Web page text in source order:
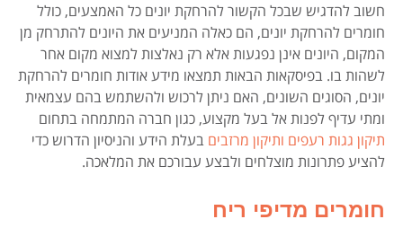
חשוב להדגיש שבכל הקשור להרחקת יונים כל האמצעים, כולל
חומרים להרחקת יונים, הם כאלה המניעים את היונים להתרחק מן
המקום, היונים אינן נפגעות אלא רק נאלצות למצוא מקום אחר
לשהות בו. בפיסקאות הבאות תמצאו מידע אודות חומרים להרחקת
יונים, הסוגים השונים, האם ניתן לרכוש ולהשתמש בהם עצמאית
ומתי עדיף לפנות אל בעל מקצוע, כגון חברה המתמחה בתחום
תיקון גגות רעפים ותיקון מרזבים בעלת הידע והניסיון הדרוש כדי
להציע פתרונות מוצלחים ולבצע עבורכם את המלאכה.
חומרים מדיפי ריח